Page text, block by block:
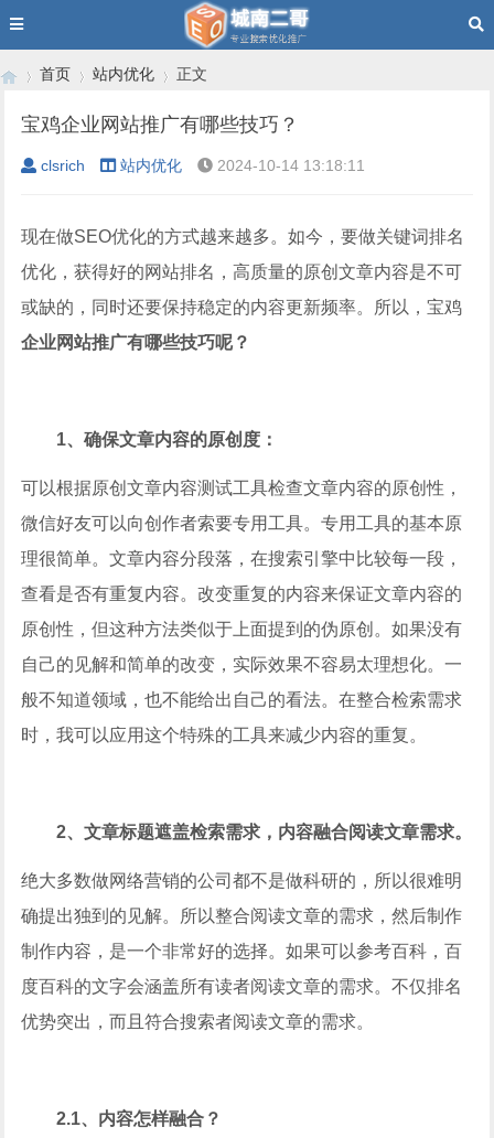
›
首页
›
站内优化
›
正文
宝鸡企业网站推广有哪些技巧？
clsrich 站内优化 2024-10-14 13:18:11
现在做SEO优化的方式越来越多。如今，要做关键词排名
优化，获得好的网站排名，高质量的原创文章内容是不可
或缺的，同时还要保持稳定的内容更新频率。所以，宝鸡
企业网站推广有哪些技巧呢？
1、确保文章内容的原创度：
可以根据原创文章内容测试工具检查文章内容的原创性，
微信好友可以向创作者索要专用工具。专用工具的基本原
理很简单。文章内容分段落，在搜索引擎中比较每一段，
查看是否有重复内容。改变重复的内容来保证文章内容的
原创性，但这种方法类似于上面提到的伪原创。如果没有
自己的见解和简单的改变，实际效果不容易太理想化。一
般不知道领域，也不能给出自己的看法。在整合检索需求
时，我可以应用这个特殊的工具来减少内容的重复。
2、文章标题遮盖检索需求，内容融合阅读文章需求。
绝大多数做网络营销的公司都不是做科研的，所以很难明
确提出独到的见解。所以整合阅读文章的需求，然后制作
制作内容，是一个非常好的选择。如果可以参考百科，百
度百科的文字会涵盖所有读者阅读文章的需求。不仅排名
优势突出，而且符合搜索者阅读文章的需求。
2.1、内容怎样融合？